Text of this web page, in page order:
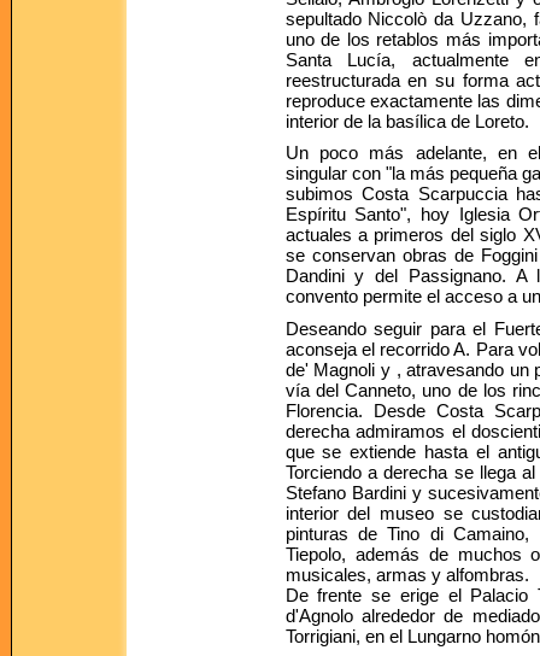
sepultado Niccolò da Uzzano,
uno de los retablos más
Santa Lucía,
reestructurada en su forma
reproduce exactamente las
interior de la basílica de Loreto.
Un poco más adelante, en
singular con "la más pequeña
subimos Costa Scarpuccia
Espíritu Santo", hoy Iglesia
actuales a primeros del siglo
se conservan obras de
Dandini y del Passignano.
convento permite el acceso a
Deseando seguir para el
aconseja el recorrido A. Para
de' Magnoli y , atravesando un
vía del Canneto, uno de los
Florencia. Desde Costa
derecha admiramos el
que se extiende hasta el
Torciendo a derecha se llega
Stefano Bardini y
interior del museo se
pinturas de Tino di Camaino,
Tiepolo, además de muchos
musicales, armas y alfombras.
De frente se erige el Palacio
d'Agnolo alrededor de
Torrigiani, en el Lungarno